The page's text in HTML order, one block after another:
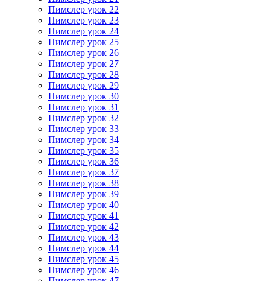
Пимслер урок 22
Пимслер урок 23
Пимслер урок 24
Пимслер урок 25
Пимслер урок 26
Пимслер урок 27
Пимслер урок 28
Пимслер урок 29
Пимслер урок 30
Пимслер урок 31
Пимслер урок 32
Пимслер урок 33
Пимслер урок 34
Пимслер урок 35
Пимслер урок 36
Пимслер урок 37
Пимслер урок 38
Пимслер урок 39
Пимслер урок 40
Пимслер урок 41
Пимслер урок 42
Пимслер урок 43
Пимслер урок 44
Пимслер урок 45
Пимслер урок 46